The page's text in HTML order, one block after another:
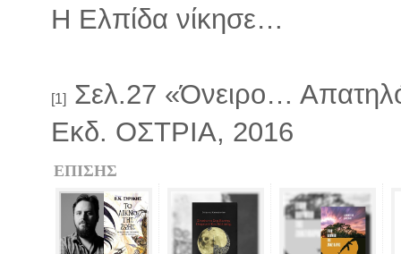
Η Ελπίδα νίκησε…
[1] Σελ.27 «Όνειρο…
Εκδ. ΟΣΤΡΙΑ, 2016
ΕΠΙΣΗΣ